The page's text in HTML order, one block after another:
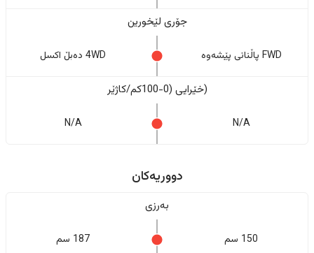
جۆری لێخورین
FWD پاڵنانی پێشەوە 4WD دەبڵ اکسل
(خێرایی (0-100کم/کاژێر
N/A
N/A
دووریەکان
بەرزی
150 سم 187 سم